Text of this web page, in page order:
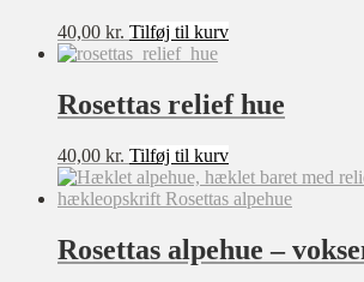
Opskrift-pakker
Sværhedsgrad
★★★★★
★★★★☆
★★★☆☆
★☆☆☆☆
40,00 kr. Tilføj til kurv
Rosettas relief hue
40,00 kr. Tilføj til kurv
Rosettas alpehue –